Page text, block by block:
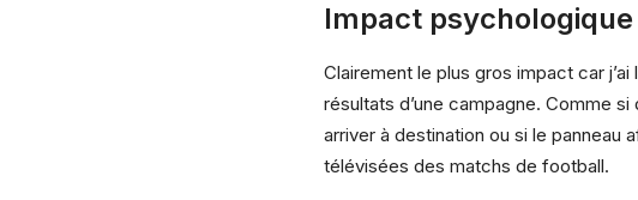
Impact
Clairement le plus gros impact car
résultats d’une campagne. Comme
arriver à destination ou si le panneau
télévisées des matchs de football.